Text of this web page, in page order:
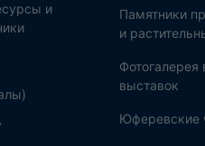
и
Памятники
и
Фотогалерея
выставок
Юферевские